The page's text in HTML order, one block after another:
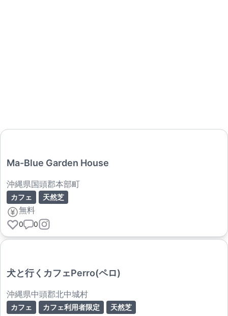
Ma-Blue Garden House
沖縄県国頭郡本部町
カフェ 天然芝
無料
0 0
犬と行くカフェPerro(ペロ)
沖縄県中頭郡北中城村
カフェ カフェ利用者限定 天然芝